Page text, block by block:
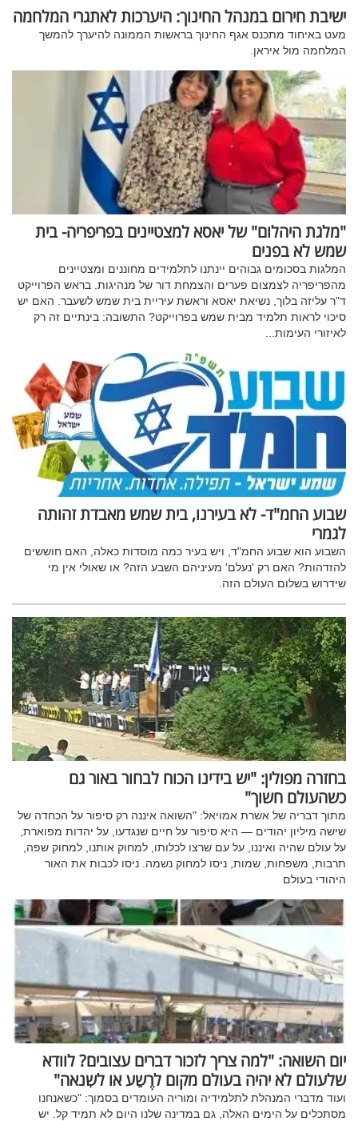
ישיבת חירום במנהל החינוך: היערכות לאתגרי המלחמה
מעט באיחוד מתכנס אגף החינוך בראשות הממונה להיערך להמשך
המלחמה מול איראן.
"מלגת היהלום" של יאסא למצטיינים בפריפריה- בית
שמש לא בפנים
המלגות בסכומים גבוהים יינתנו לתלמידים מחוננים ומצטיינים
מהפריפריה לצמצום פערים והצמחת דור של מנהיגות. בראש הפרוייקט
ד"ר עליזה בלוך, נשיאת יאסא וראשת עיריית בית שמש לשעבר. האם יש
סיכוי לראות תלמיד מבית שמש בפרוייקט? התשובה: בינתיים זה רק
לאיזורי העימות...
שבוע החמ"ד- לא בעירנו, בית שמש מאבדת זהותה
לגמרי
השבוע הוא שבוע החמ"ד, ויש בעיר כמה מוסדות כאלה, האם חוששים
להזדהות? האם רק 'נעלם' מעיניהם השבע הזה? או שאולי אין מי
שידרוש בשלום העולם הזה.
בחזרה מפולין: "יש בידינו הכוח לבחור באור גם
כשהעולם חשוך"
מתוך דבריה של אשרת אמויאל: "השואה איננה רק סיפור על הכחדה של
שישה מיליון יהודים — היא סיפור על חיים שנגדעו, על יהדות מפוארת,
על עולם שהיה ואיננו, על עם שרצו לכלותו, למחוק אותנו, למחוק שפה,
תרבות, משפחות, שמות, ניסו למחוק נשמה. ניסו לכבות את האור
היהודי בעולם
יום השואה: "למה צריך לזכור דברים עצובים? לוודא
שלעולם לא יהיה בעולם מקום לרֶשַע או לשִנאה"
ועוד מדברי המנהלת לתלמידיה ומוריה העומדים בסמוך: "כשאנחנו
מסתכלים על הימים האלה, גם במדינה שלנו היום לא תמיד קל. יש